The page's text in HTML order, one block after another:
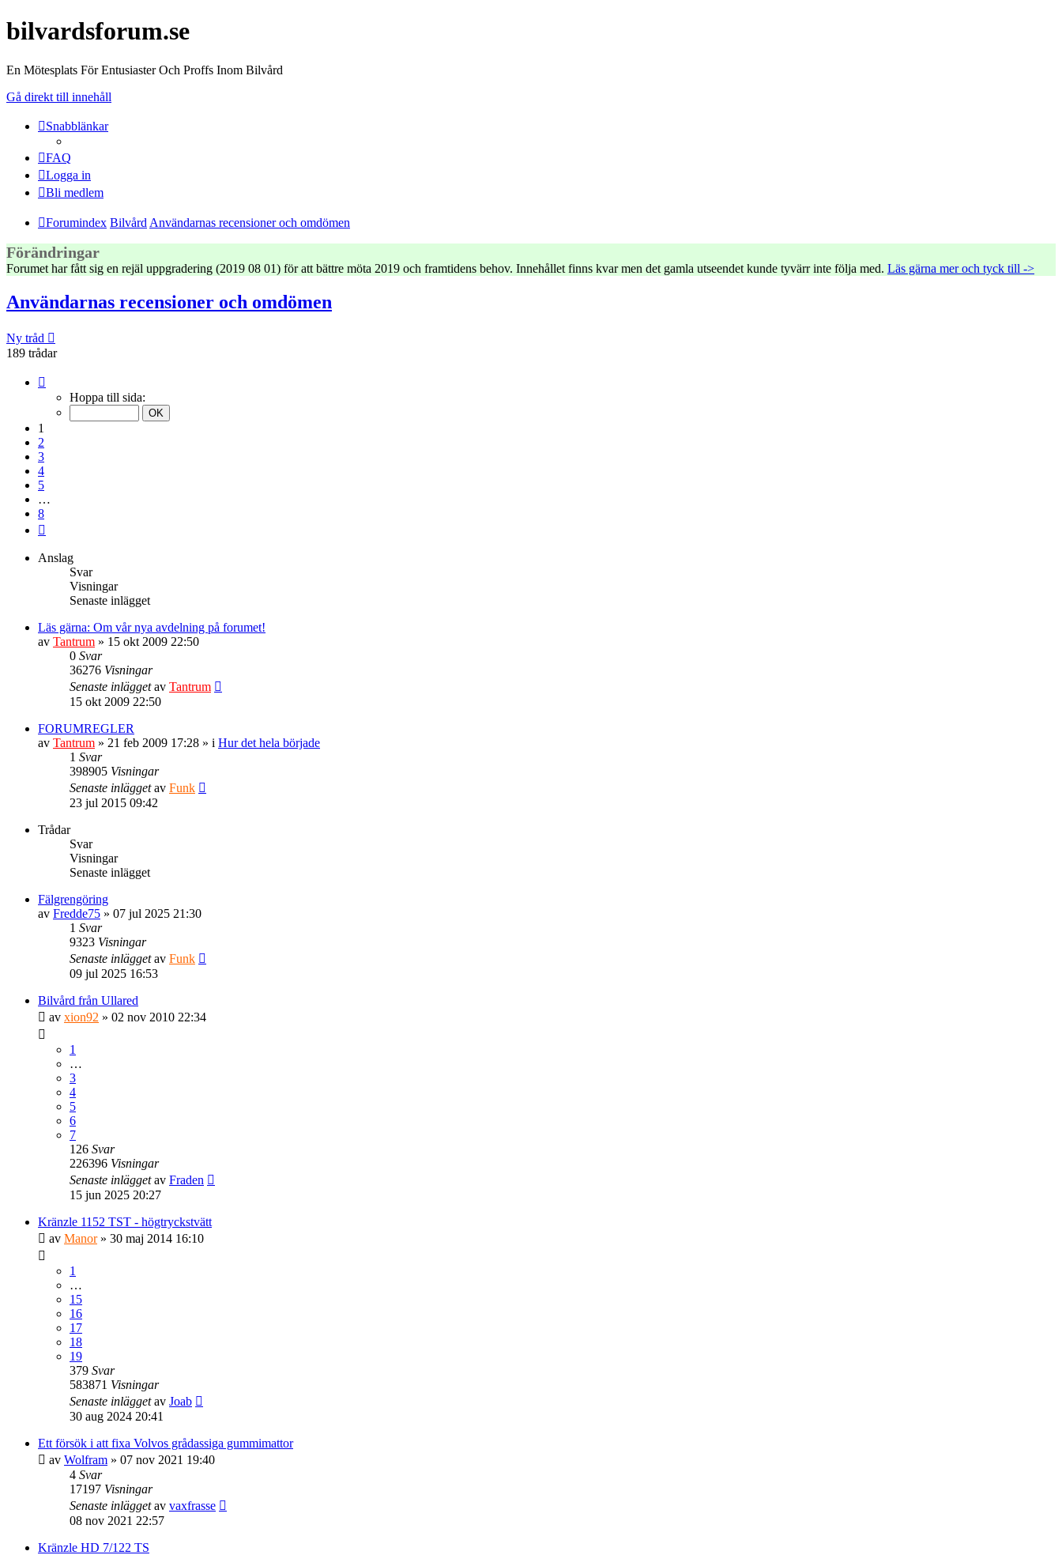
bilvardsforum.se
En Mötesplats För Entusiaster Och Proffs Inom Bilvård
Gå direkt till innehåll
Snabblänkar
FAQ
Logga in
Bli medlem
Forumindex Bilvård Användarnas recensioner och omdömen
Förändringar
Forumet har fått sig en rejäl uppgradering (2019 08 01) för att bättre möta 2019 och framtidens behov. Innehållet finns kvar men det gamla utseendet kunde tyvärr inte följa med. Läs gärna mer och tyck till ->
Användarnas recensioner och omdömen
Ny tråd
189 trådar
Hoppa till sida:
1
2
3
4
5
…
8
Anslag
Svar
Visningar
Senaste inlägget
Läs gärna: Om vår nya avdelning på forumet!
av Tantrum » 15 okt 2009 22:50
0 Svar
36276 Visningar
Senaste inläggetav Tantrum
15 okt 2009 22:50
FORUMREGLER
av Tantrum » 21 feb 2009 17:28 » i Hur det hela började
1 Svar
398905 Visningar
Senaste inläggetav Funk
23 jul 2015 09:42
Trådar
Svar
Visningar
Senaste inlägget
Fälgrengöring
av Fredde75 » 07 jul 2025 21:30
1 Svar
9323 Visningar
Senaste inläggetav Funk
09 jul 2025 16:53
Bilvård från Ullared
av xion92 » 02 nov 2010 22:34
1
…
3
4
5
6
7
126 Svar
226396 Visningar
Senaste inläggetav Fraden
15 jun 2025 20:27
Kränzle 1152 TST - högtryckstvätt
av Manor» 30 maj 2014 16:10
1
…
15
16
17
18
19
379 Svar
583871 Visningar
Senaste inläggetav Joab
30 aug 2024 20:41
Ett försök i att fixa Volvos grådassiga gummimattor
av Wolfram » 07 nov 2021 19:40
4 Svar
17197 Visningar
Senaste inläggetav vaxfrasse
08 nov 2021 22:57
Kränzle HD 7/122 TS